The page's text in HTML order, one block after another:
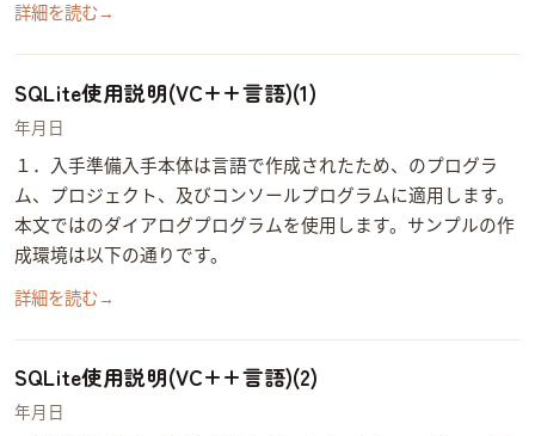
詳細を読む →
SQLite使用説明(VC++言語)(1)
2014年6月7日
１．入手&準備 1.1. 入手 sqlite3本体はC言語で作成されたため、VC++のMFCプログラ
ム、Win32プロジェクト、 及びWin32コンソールプログラムに適用します。
本文ではMFCのダイアログプログラムを使用します。 サンプルの作
成環境は以下の通りです。 Microsoft Visual Studio 20…
詳細を読む →
SQLite使用説明(VC++言語)(2)
2014年6月7日